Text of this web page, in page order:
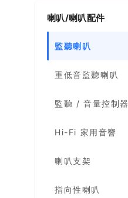
喇叭/喇叭配件
監聽喇叭
重低音監聽喇叭
監聽 / 音量控制器
Hi-Fi 家用音響
喇叭支架
指向性喇叭